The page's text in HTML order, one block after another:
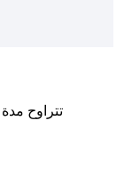
تتراوح